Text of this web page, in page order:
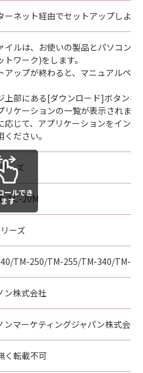
から90日の間、「許諾ソ
と言います）に物理的
保証します。当該保証
ア」に物理的な欠陥が発
キヤノンは、「メディ
す。
は、『現状のまま』の
。キヤノン、キヤノン
売代理店及び販売店
に関して、商品性及び
保証を含め、いかなる
たるとを問わず一切し
の関連会社、それらの販
「許諾ソフトウエア」
ら生ずるいかなる損害
派生的または付随的な
定されない）につい
いものとします。例
の関連会社、それらの
かかる損害の可能性に
合でも同様です。
ーネット経由でセットアップしよう
イルは、お使いの製品とパソコン
トワーク)をします。
アップが終わると、マニュアルペー
上部にある[ダウンロード]ボタンを
リケーションの一覧が表示されます
応じて、アプリケーションをイン
ください。
ーズ
TC-20M
ーズ
TM-250/TM-255/TM-340/TM-
ン株式会社
ンマーケティングジャパン株式会社
く転載不可
ールでき
ます